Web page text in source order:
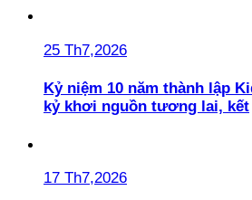
25 Th7,2026
Kỷ niệm 10 năm thành lập
kỷ khơi nguồn tương lai, kết
17 Th7,2026